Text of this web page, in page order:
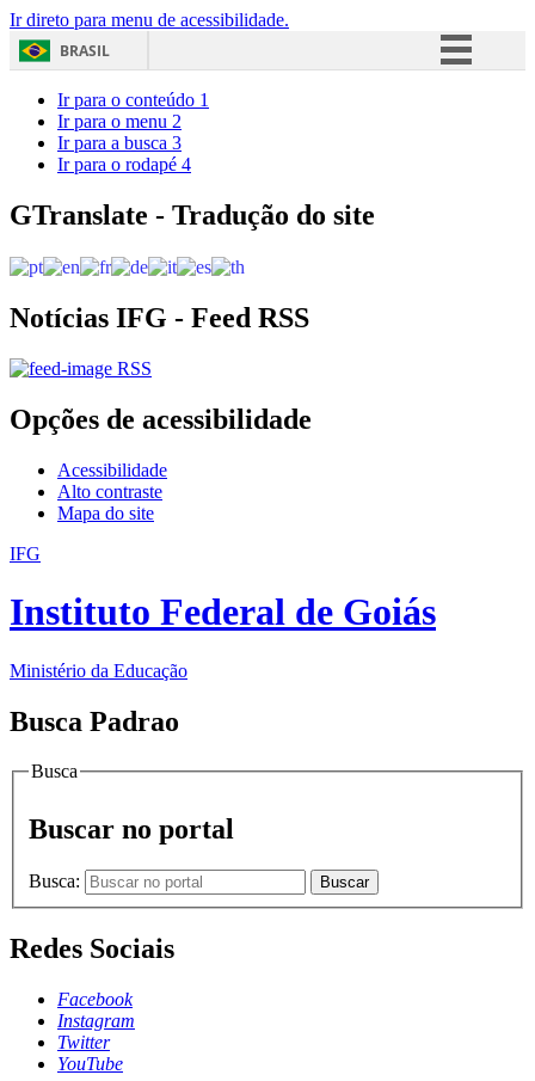
Ir direto para menu de acessibilidade.
BRASIL
Acesso à informação
Ir para o conteúdo 1
Ir para o menu 2
Ir para a busca 3
Ir para o rodapé 4
GTranslate - Tradução do site
Notícias IFG - Feed RSS
RSS
Opções de acessibilidade
Acessibilidade
Alto contraste
Mapa do site
IFG
Instituto Federal de Goiás
Ministério da Educação
Busca Padrao
Busca
Buscar no portal
Busca: Buscar
Redes Sociais
Facebook
Instagram
Twitter
YouTube